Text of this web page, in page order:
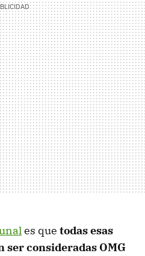
es que todas esas
ser consideradas OMG